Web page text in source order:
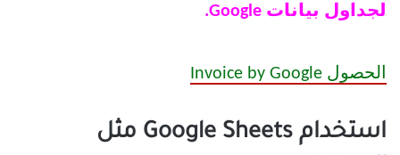
لجداول بيانات Google.
الحصول Invoice by Google
استخدام Google Sheets مثل